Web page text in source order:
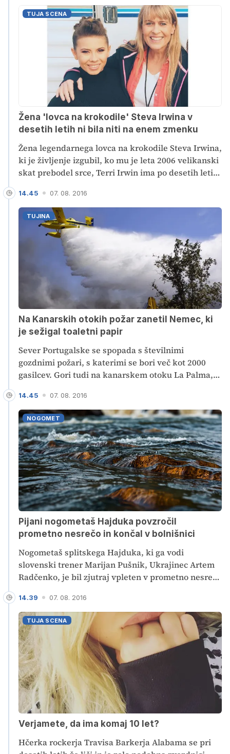
vragih in prestop bo postal tudi uraden.
TUJA SCENA
Žena 'lovca na krokodile' Steva Irwina v
desetih letih ni bila niti na enem zmenku
Žena legendarnega lovca na krokodile Steva Irwina,
ki je življenje izgubil, ko mu je leta 2006 velikanski
skat prebodel srce, Terri Irwin ima po desetih letih
TUJINA
14.45 07. 08. 2016
Na Kanarskih otokih požar zanetil Nemec, ki
je sežigal toaletni papir
Sever Portugalske se spopada s številnimi
gozdnimi požari, s katerimi se bori več kot 2000
gasilcev. Gori tudi na kanarskem otoku La Palma,
požar sprožil z zažiganjem toaletnega papirja po
opravljeni potrebi, so že aretirali.
NOGOMET
14.45 07. 08. 2016
Pijani nogometaš Hajduka povzročil
prometno nesrečo in končal v bolnišnici
Nogometaš splitskega Hajduka, ki ga vodi
slovenski trener Marijan Pušnik, Ukrajinec Artem
Radčenko, je bil zjutraj vpleten v prometno nesrečo
poškodbe. V krvi so mu izmerili 3,3 promila
alkohola.
TUJA SCENA
14.39 07. 08. 2016
Verjamete, da ima komaj 10 let?
Hčerka rockerja Travisa Barkerja Alabama se pri